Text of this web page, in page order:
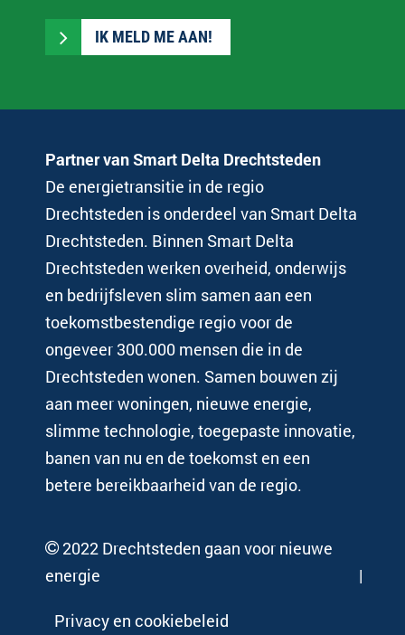
IK MELD ME AAN!
Partner van Smart Delta Drechtsteden
De energietransitie in de regio
Drechtsteden is onderdeel van Smart Delta
Drechtsteden. Binnen Smart Delta
Drechtsteden werken overheid, onderwijs
en bedrijfsleven slim samen aan een
toekomstbestendige regio voor de
ongeveer 300.000 mensen die in de
Drechtsteden wonen. Samen bouwen zij
aan meer woningen, nieuwe energie,
slimme technologie, toegepaste innovatie,
banen van nu en de toekomst en een
betere bereikbaarheid van de regio.
2022 Drechtsteden gaan voor nieuwe
energie
Privacy en cookiebeleid